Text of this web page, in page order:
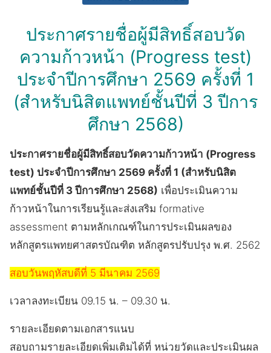
ประกาศรายชื่อผู้มีสิทธิ์สอบวัด
ความก้าวหน้า (Progress test)
ประจำปีการศึกษา 2569 ครั้งที่ 1
(สำหรับนิสิตแพทย์ชั้นปีที่ 3 ปีการ
ศึกษา 2568)
ประกาศรายชื่อผู้มีสิทธิ์สอบวัดความก้าวหน้า (Progress
test) ประจำปีการศึกษา 2569 ครั้งที่ 1 (สำหรับนิสิต
แพทย์ชั้นปีที่ 3 ปีการศึกษา 2568) เพื่อประเมินความ
ก้าวหน้าในการเรียนรู้และส่งเสริม formative
assessment ตามหลักเกณฑ์ในการประเมินผลของ
หลักสูตรแพทยศาสตรบัณฑิต หลักสูตรปรับปรุง พ.ศ. 2562
สอบวันพฤหัสบดีที่ 5 มีนาคม 2569
เวลาลงทะเบียน 09.15 น. – 09.30 น.
รายละเอียดตามเอกสารแนบ
สอบถามรายละเอียดเพิ่มเติมได้ที่ หน่วยวัดและประเมินผล